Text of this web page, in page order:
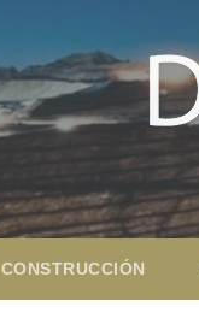
CONSTRUCCIÓN